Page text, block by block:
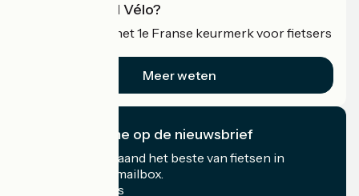
Wat is Accueil Vélo?
Accueil Vélo is het 1e Franse keurmerk voor fietsers
Meer weten
Ik abonneer me op de nieuwsbrief
Ontvang elke maand het beste van fietsen in
Frankrijk in uw mailbox.
Mijn e-mailadres